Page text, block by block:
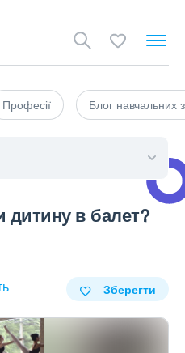
Професії Блог навчальних
дитину в балет?
Зберегти